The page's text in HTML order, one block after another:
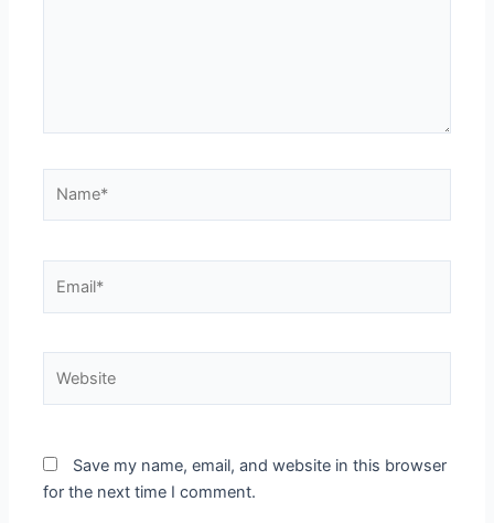
Save my name, email, and website in this browser
for the next time I comment.